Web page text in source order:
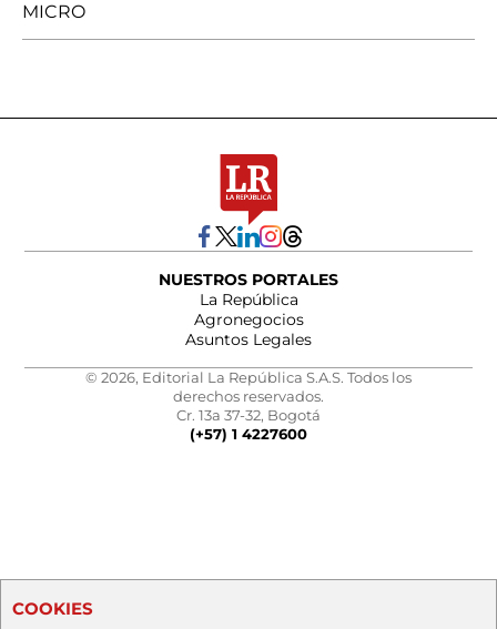
MICRO
NUESTROS PORTALES
La República
Agronegocios
Asuntos Legales
© 2026, Editorial La República S.A.S. Todos los
derechos reservados.
Cr. 13a 37-32, Bogotá
(+57) 1 4227600
COOKIES